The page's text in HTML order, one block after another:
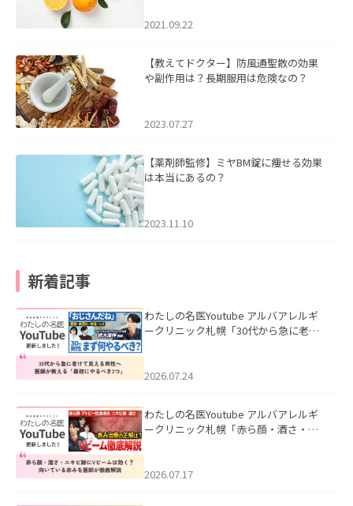
2021.09.22
【教えてドクター】防風通聖散の効果
や副作用は？長期服用は危険なの？
2023.07.27
【薬剤師監修】ミヤBM錠に痩せる効果
は本当にあるの？
2023.11.10
新着記事
わたしの名医Youtube アルバアレルギ
ークリニック札幌「30代から急に老け
た。
2026.07.24
わたしの名医Youtube アルバアレルギ
ークリニック札幌「赤ら顔・酒さ・ニ
した。
2026.07.17